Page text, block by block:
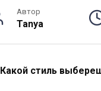
Автор
Tanya
Какой стиль